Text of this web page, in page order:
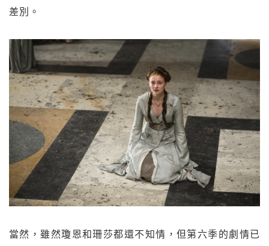
差別。
當然，雖然瓊恩和珊莎都還不知情，但第六季的劇情已